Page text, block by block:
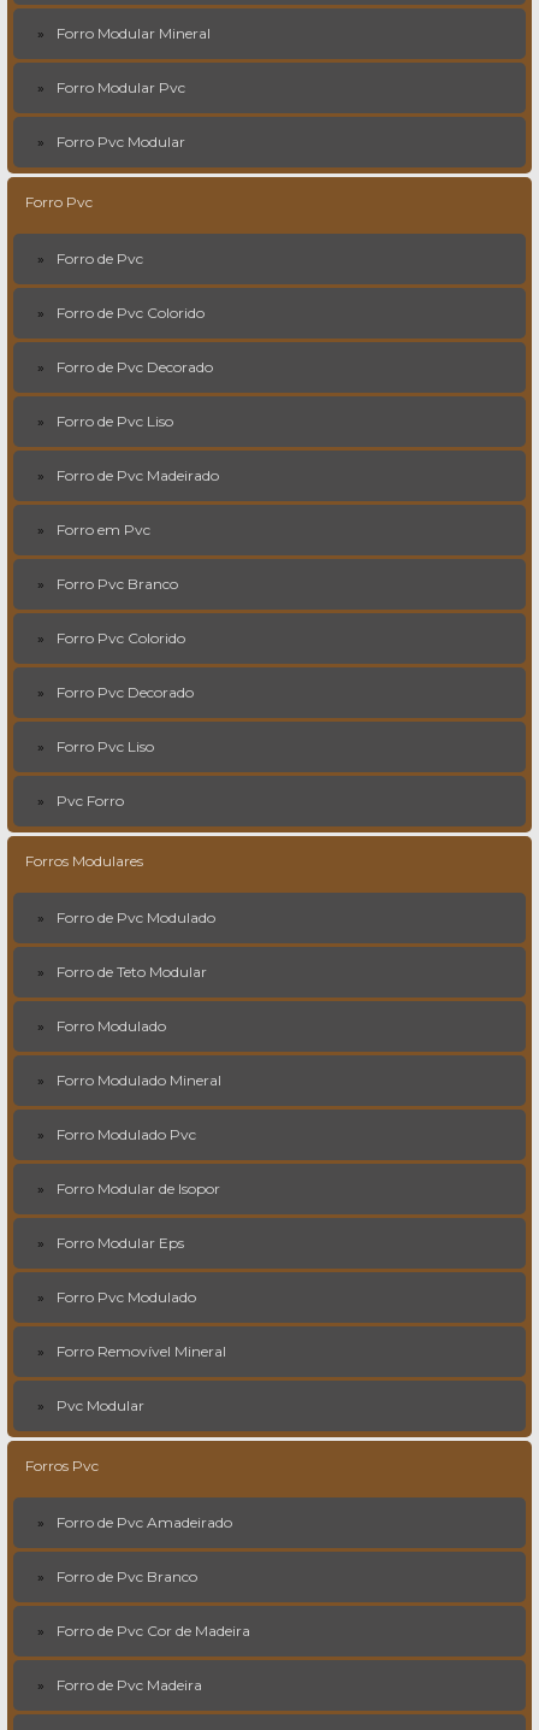
Forro Modular Mineral
Forro Modular Pvc
Forro Pvc Modular
Forro Pvc
Forro de Pvc
Forro de Pvc Colorido
Forro de Pvc Decorado
Forro de Pvc Liso
Forro de Pvc Madeirado
Forro em Pvc
Forro Pvc Branco
Forro Pvc Colorido
Forro Pvc Decorado
Forro Pvc Liso
Pvc Forro
Forros Modulares
Forro de Pvc Modulado
Forro de Teto Modular
Forro Modulado
Forro Modulado Mineral
Forro Modulado Pvc
Forro Modular de Isopor
Forro Modular Eps
Forro Pvc Modulado
Forro Removível Mineral
Pvc Modular
Forros Pvc
Forro de Pvc Amadeirado
Forro de Pvc Branco
Forro de Pvc Cor de Madeira
Forro de Pvc Madeira